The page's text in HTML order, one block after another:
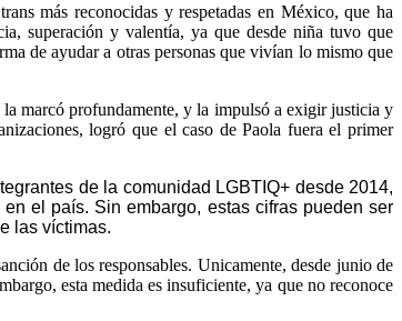
más reconocidas y respetadas en México, que ha
superación y valentía, ya que desde niña tuvo que
de ayudar a otras personas que vivían lo mismo que
marcó profundamente, y la impulsó a exigir justicia y
logró que el caso de Paola fuera el primer
de la comunidad LGBTIQ+ desde 2014,
el país. Sin embargo, estas cifras pueden ser
las víctimas.
de los responsables. Unicamente, desde junio de
esta medida es insuficiente, ya que no reconoce